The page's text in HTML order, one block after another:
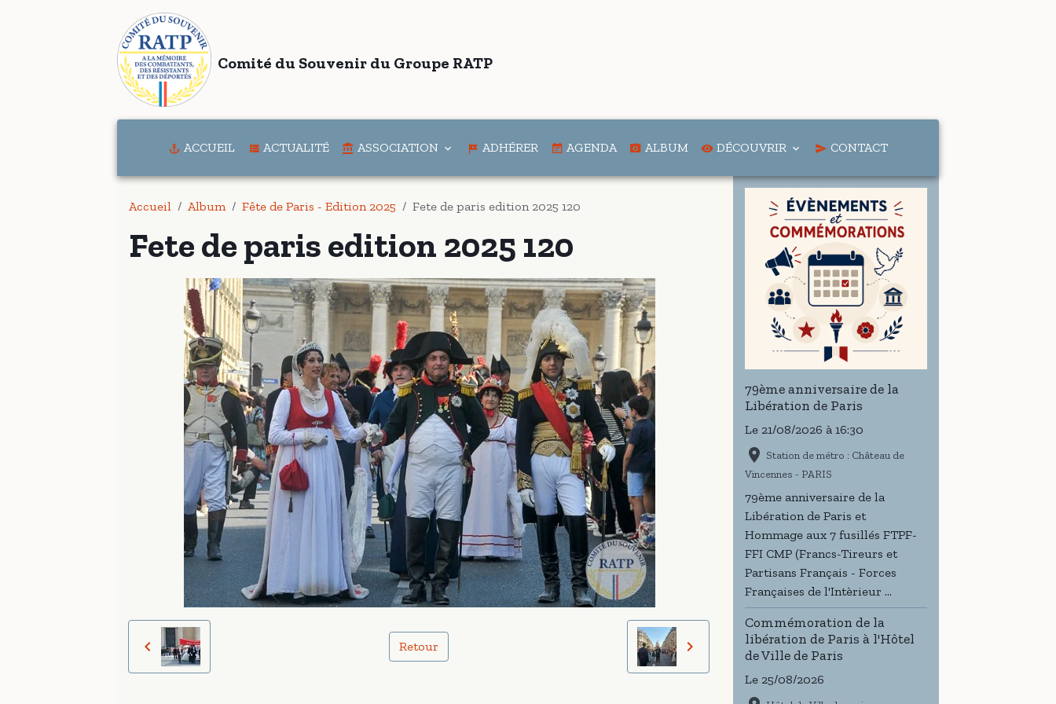
Comité du Souvenir du Groupe RATP
ACCUEIL ACTUALITÉ ASSOCIATION ADHÉRER AGENDA ALBUM DÉCOUVRIR CONTACT
Accueil Album Fête de Paris - Edition 2025 Fete de paris edition 2025 120
Fete de paris edition 2025 120
Retour
79ème anniversaire de la
Libération de Paris
Le 21/08/2026 à 16:30
Station de métro : Château de
Vincennes - PARIS
79ème anniversaire de la
Libération de Paris et
Hommage aux 7 fusillés FTPF-
FFI CMP (Francs-Tireurs et
Partisans Français - Forces
Françaises de l'Intèrieur ...
Commémoration de la
libération de Paris à l'Hôtel
de Ville de Paris
Le 25/08/2026